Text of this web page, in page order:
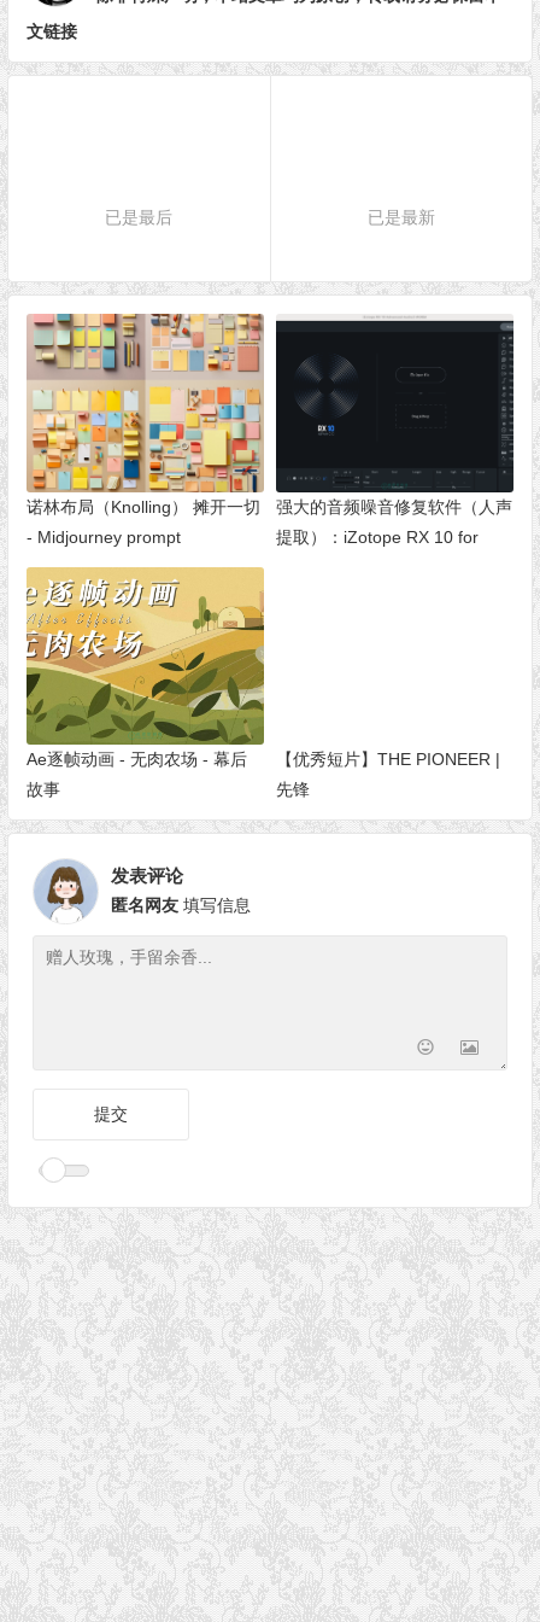
文链接
已是最后 已是最新
诺林布局（Knolling） 摊开一切
- Midjourney prompt
强大的音频噪音修复软件（人声
提取）：iZotope RX 10 for
Ae逐帧动画 - 无肉农场 - 幕后
故事
【优秀短片】THE PIONEER |
先锋
发表评论
匿名网友 填写信息